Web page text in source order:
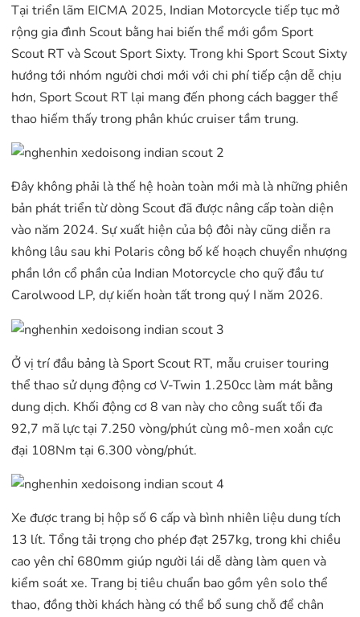
Tại triển lãm EICMA 2025, Indian Motorcycle tiếp tục mở
rộng gia đình Scout bằng hai biến thể mới gồm Sport
Scout RT và Scout Sport Sixty. Trong khi Sport Scout Sixty
hướng tới nhóm người chơi mới với chi phí tiếp cận dễ chịu
hơn, Sport Scout RT lại mang đến phong cách bagger thể
thao hiếm thấy trong phân khúc cruiser tầm trung.
Đây không phải là thế hệ hoàn toàn mới mà là những phiên
bản phát triển từ dòng Scout đã được nâng cấp toàn diện
vào năm 2024. Sự xuất hiện của bộ đôi này cũng diễn ra
không lâu sau khi Polaris công bố kế hoạch chuyển nhượng
phần lớn cổ phần của Indian Motorcycle cho quỹ đầu tư
Carolwood LP, dự kiến hoàn tất trong quý I năm 2026.
Ở vị trí đầu bảng là Sport Scout RT, mẫu cruiser touring
thể thao sử dụng động cơ V-Twin 1.250cc làm mát bằng
dung dịch. Khối động cơ 8 van này cho công suất tối đa
92,7 mã lực tại 7.250 vòng/phút cùng mô-men xoắn cực
đại 108Nm tại 6.300 vòng/phút.
Xe được trang bị hộp số 6 cấp và bình nhiên liệu dung tích
13 lít. Tổng tải trọng cho phép đạt 257kg, trong khi chiều
cao yên chỉ 680mm giúp người lái dễ dàng làm quen và
kiểm soát xe. Trang bị tiêu chuẩn bao gồm yên solo thể
thao, đồng thời khách hàng có thể bổ sung chỗ để chân